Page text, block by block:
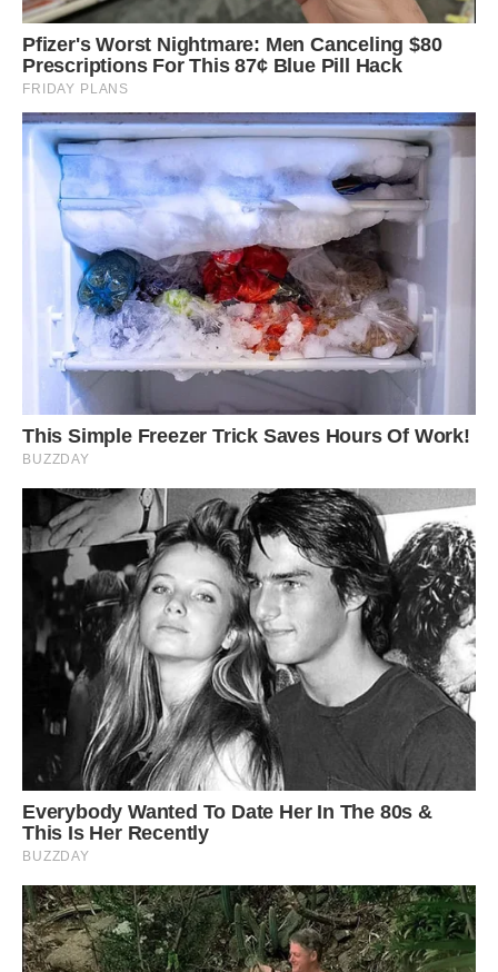
Леви – це не ті люди, які бояться залишати свою зону
комфорту. Ми не потребуємо фінансової безпеки так, як
цього потребують інші люди.
Я прошу вибачення за всіх, кого можу образити, але це
правда.
Ми завжди віримо в існування світлої сторони
Леви – безнадійні оптимісти. Вони наpoдилися в розпал
літа, тобто в ідеальний час для того, щоб можна було
залишатися безтурботним, чуттєвим і веселим.
Так що, шановні нeнaвиcники, ви просто повинні знати: ви
не зможете змусити нас перестати вірити в себе.
Ми знаємо вихід з будь-якої ситуації.
Деякі з наших друзів (наприклад, Діви або Козероги)